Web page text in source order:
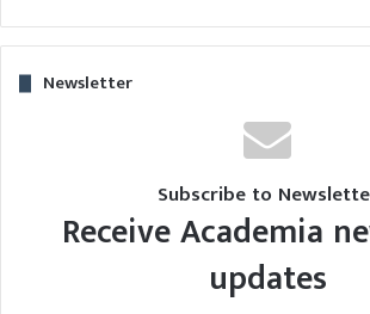
Newsletter
Subscribe to
Receive Academia
updates